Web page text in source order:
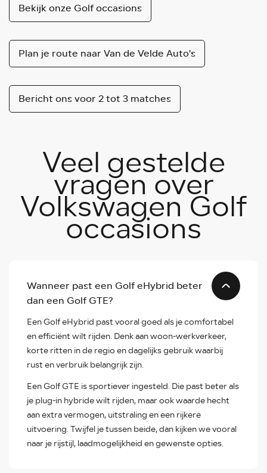
Bekijk onze Golf occasions
Plan je route naar Van de Velde Auto's
Bericht ons voor 2 tot 3 matches
Veel gestelde
vragen over
Volkswagen Golf
occasions
Wanneer past een Golf eHybrid beter
dan een Golf GTE?
Een Golf eHybrid past vooral goed als je comfortabel
en efficiënt wilt rijden. Denk aan woon-werkverkeer,
korte ritten in de regio en dagelijks gebruik waarbij
rust en verbruik belangrijk zijn.
Een Golf GTE is sportiever ingesteld. Die past beter als
je plug-in hybride wilt rijden, maar ook waarde hecht
aan extra vermogen, uitstraling en een rijkere
uitvoering. Twijfel je tussen beide, dan kijken we vooral
naar je rijstijl, laadmogelijkheid en gewenste opties.